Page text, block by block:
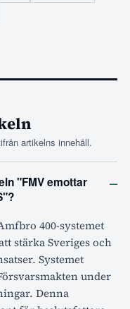
artikelns innehåll.
"FMV emottar
–
400-systemet
stärka Sveriges och
Systemet
under
Denna